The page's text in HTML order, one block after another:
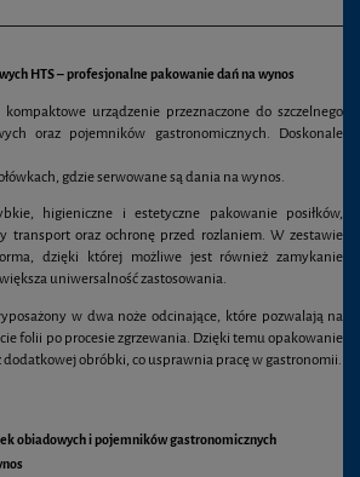
HTS – profesjonalne pakowanie dań na wynos
urządzenie przeznaczone do szczelnego
oraz pojemników gastronomicznych. Doskonale
gdzie serwowane są dania na wynos.
higieniczne i estetyczne pakowanie posiłków,
transport oraz ochronę przed rozlaniem. W zestawie
dzięki której możliwe jest również zamykanie
uniwersalność zastosowania.
w dwa noże odcinające, które pozwalają na
folii po procesie zgrzewania. Dzięki temu opakowanie
obróbki, co usprawnia pracę w gastronomii.
obiadowych i pojemników gastronomicznych